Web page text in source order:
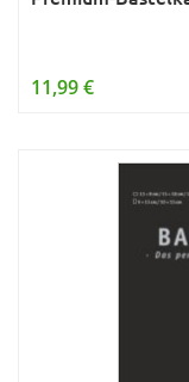
11,99 €